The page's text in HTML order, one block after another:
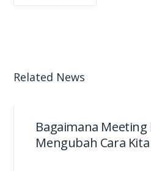
Related News
Bagaimana
Mengubah Cara